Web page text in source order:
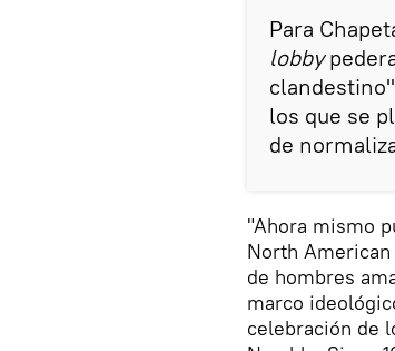
Para
lobby
los que se
de
"Ahora mismo
North
de hombres
marco
celebración de